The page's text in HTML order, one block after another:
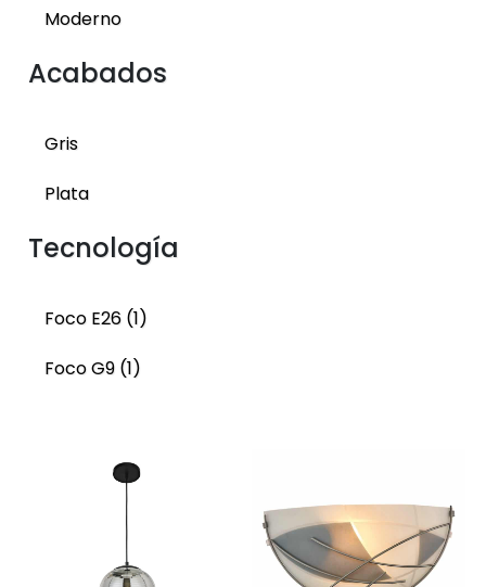
Moderno
Acabados
Gris
Plata
Tecnología
Foco E26 (1)
Foco G9 (1)